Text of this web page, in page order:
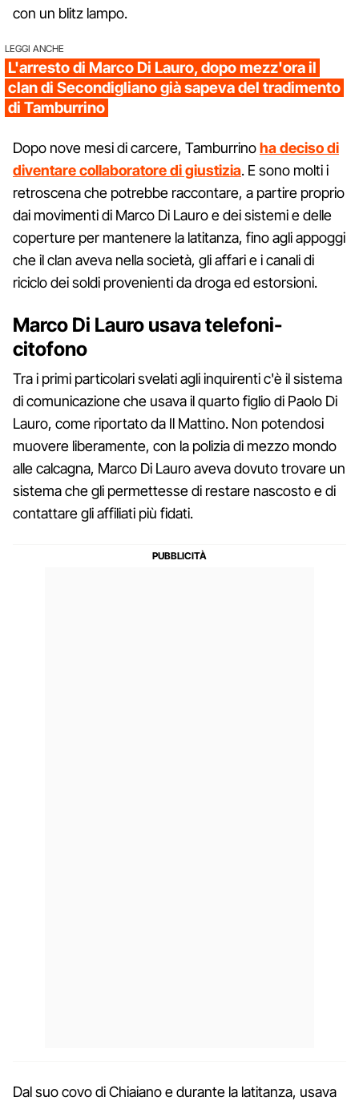
con un blitz lampo.
LEGGI ANCHE
L'arresto di Marco Di Lauro, dopo mezz'ora il
clan di Secondigliano già sapeva del tradimento
di Tamburrino
Dopo nove mesi di carcere, Tamburrinoha deciso di
diventare collaboratore di giustizia. E sono molti i
retroscena che potrebbe raccontare, a partire proprio
dai movimenti di Marco Di Lauro e dei sistemi e delle
coperture per mantenere la latitanza, fino agli appoggi
che il clan aveva nella società, gli affari e i canali di
riciclo dei soldi provenienti da droga ed estorsioni.
Marco Di Lauro usava telefoni-
citofono
Tra i primi particolari svelati agli inquirenti c'è il sistema
di comunicazione che usava il quarto figlio di Paolo Di
Lauro, come riportato da Il Mattino. Non potendosi
muovere liberamente, con la polizia di mezzo mondo
alle calcagna, Marco Di Lauro aveva dovuto trovare un
sistema che gli permettesse di restare nascosto e di
contattare gli affiliati più fidati.
Dal suo covo di Chiaiano e durante la latitanza, usava